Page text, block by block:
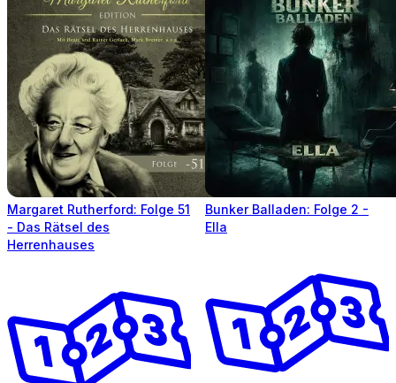
Margaret Rutherford: Folge 51
- Das Rätsel des
Herrenhauses
Bunker Balladen: Folge 2 -
Ella